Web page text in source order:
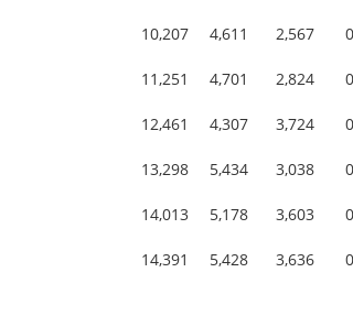
10,207
11,251
12,461
13,298
14,013
14,391
4,611
4,701
4,307
5,434
5,178
5,428
2,567
2,824
3,724
3,038
3,603
3,636